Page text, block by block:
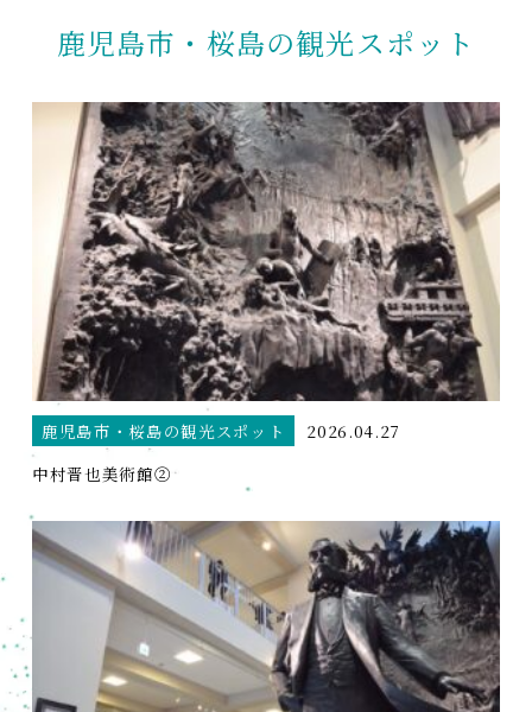
鹿児島市・桜島の観光スポット
鹿児島市・桜島の観光スポット
2026.04.27
中村晋也美術館②